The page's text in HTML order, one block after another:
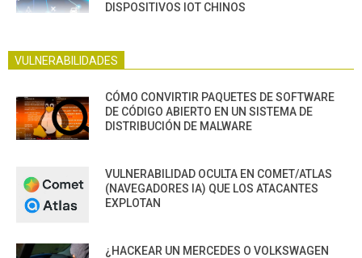
DISPOSITIVOS IOT CHINOS
VULNERABILIDADES
CÓMO CONVIRTIR PAQUETES DE SOFTWARE
DE CÓDIGO ABIERTO EN UN SISTEMA DE
DISTRIBUCIÓN DE MALWARE
VULNERABILIDAD OCULTA EN COMET/ATLAS
(NAVEGADORES IA) QUE LOS ATACANTES
EXPLOTAN
¿HACKEAR UN MERCEDES O VOLKSWAGEN